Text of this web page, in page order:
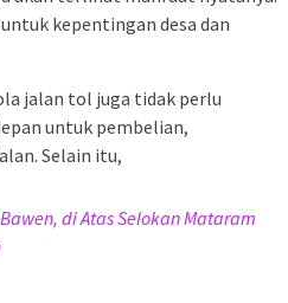
kepentingan desa dan
jalan tol juga tidak perlu
untuk pembelian,
Selain itu,
di Atas Selokan Mataram